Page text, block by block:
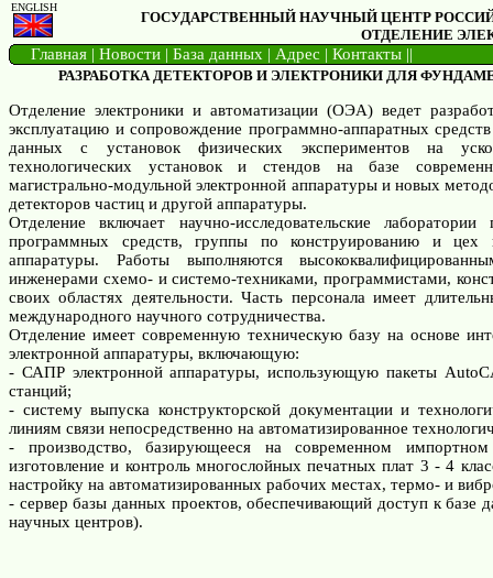
ENGLISH
ГОСУДАРСТВЕННЫЙ НАУЧНЫЙ ЦЕНТР
ОТДЕЛЕНИЕ
Главная | Новости | База данных | Адрес | Контакты ||
РАЗРАБОТКА ДЕТЕКТОРОВ И ЭЛЕКТРОНИКИ ДЛЯ
Отделение электроники и автоматизации (ОЭА) ведет
эксплуатацию и сопровождение программно-аппаратных
данных с установок физических экспериментов на
технологических установок и стендов на базе
магистрально-модульной электронной аппаратуры и новых
детекторов частиц и другой аппаратуры.
Отделение включает научно-исследовательские
программных средств, группы по конструированию и цех
аппаратуры. Работы выполняются
инженерами схемо- и системо-техниками, программистами,
своих областях деятельности. Часть персонала имеет
международного научного сотрудничества.
Отделение имеет современную техническую базу на основе
электронной аппаратуры, включающую:
- САПР электронной аппаратуры, использующую пакеты
станций;
- систему выпуска конструкторской документации и
линиям связи непосредственно на автоматизированное
- производство, базирующееся на современном
изготовление и контроль многослойных печатных плат 3 - 4
настройку на автоматизированных рабочих местах, термо- и
- сервер базы данных проектов, обеспечивающий доступ к базе
научных центров).